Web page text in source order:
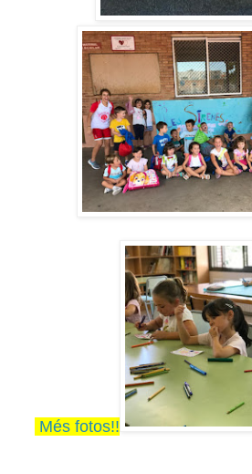
Més fotos!!